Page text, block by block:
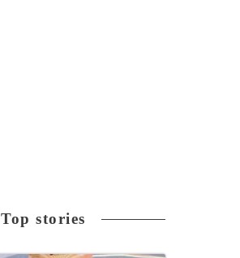
Top stories